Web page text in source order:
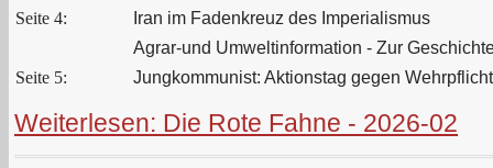
Seite 4:
Iran im Fadenkreuz des Imperialismus
Agrar-und Umweltinformation - Zur
Seite 5:
Jungkommunist: Aktionstag gegen
Weiterlesen: Die Rote Fahne - 2026-02